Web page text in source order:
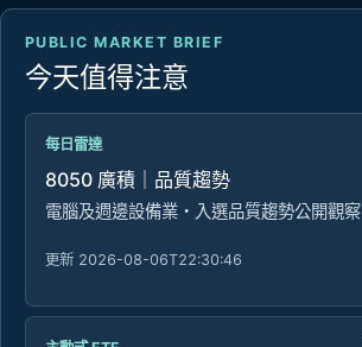
PUBLIC MARKET BRIEF
今天值得注意
每日雷達
8050 廣積｜品質趨勢
電腦及週邊設備業・入選品質趨勢公開觀察
更新 2026-08-06T22:30:46